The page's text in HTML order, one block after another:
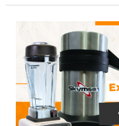
Extractores
de
jugos
vs.
Licuadoras:
¿Cuál
es